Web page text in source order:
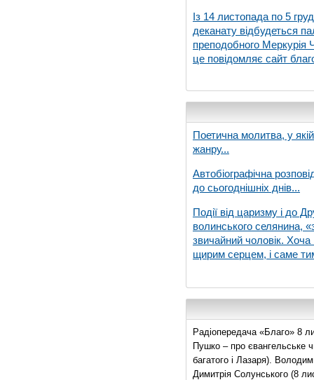
Із 14 листопада по 5
деканату відбудеться
преподобного Меркурія
це повідомляє сайт
Поетична молитва, у
жанру...
Автобіографічна
до сьогоднішніх днів...
Події від царизму і до
волинського селянина,
звичайний чоловік. Хоча
щирим серцем, і саме
Радіопередача «Благо» 8
Пушко – про євангельське
багатого і Лазаря).
Димитрія Солунського (8